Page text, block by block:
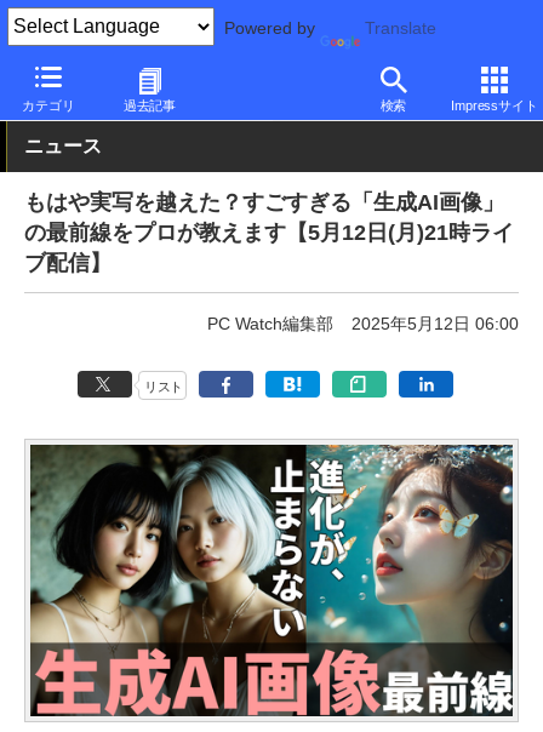
Powered by Translate
カテゴリ 過去記事 検索 Impressサイト
PC Watch 市場 AI
ニュース
もはや実写を越えた？すごすぎる「生成AI画像」
の最前線をプロが教えます【5月12日(月)21時ライ
ブ配信】
PC Watch編集部 2025年5月12日 06:00
リスト